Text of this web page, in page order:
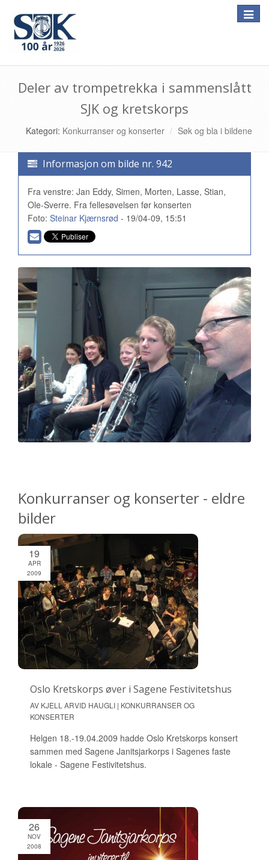
Toggle
Deler av trompetrekka i sammenslått
SJK og kretskorps
Kategori: Konkurranser og konserter Søk og bla i bildene
Informasjon om bilde nr. 942
Fra venstre: Jan Eddy, Simen, Morten, Lasse, Stian,
Ole-Sverre. Fra fellesøvelsen før konserten
Foto: Steinar Kjærnsrød - 19/04-09, 15:51
Konkurranser og konserter - eldre
bilder
19
APR
2009
Oslo Kretskorps øver i Sagene Festivitetshus
AV KJELL ARVID HAUGLI | KONKURRANSER OG
KONSERTER
Helgen 18.-19.04.2009 hadde Oslo Kretskorps konsert
sammen med Sagene Janitsjarkorps i Sagenes faste
lokale - Sagene Festivitetshus.
26
NOV
2008